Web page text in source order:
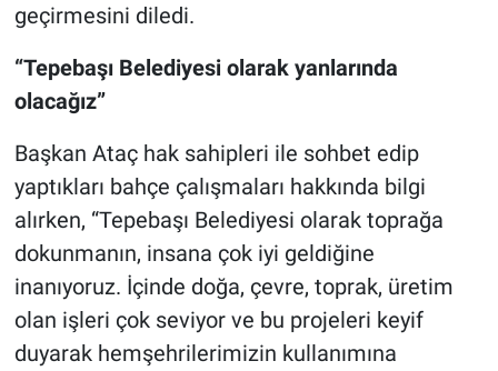
geçirmesini diledi.
“Tepebaşı Belediyesi olarak yanlarında
olacağız”
Başkan Ataç hak sahipleri ile sohbet edip
yaptıkları bahçe çalışmaları hakkında bilgi
alırken, “Tepebaşı Belediyesi olarak toprağa
dokunmanın, insana çok iyi geldiğine
inanıyoruz. İçinde doğa, çevre, toprak, üretim
olan işleri çok seviyor ve bu projeleri keyif
duyarak hemşehrilerimizin kullanımına